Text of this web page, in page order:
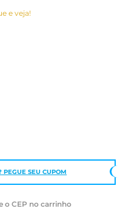
e veja!
PEGUE SEU CUPOM
o CEP no carrinho